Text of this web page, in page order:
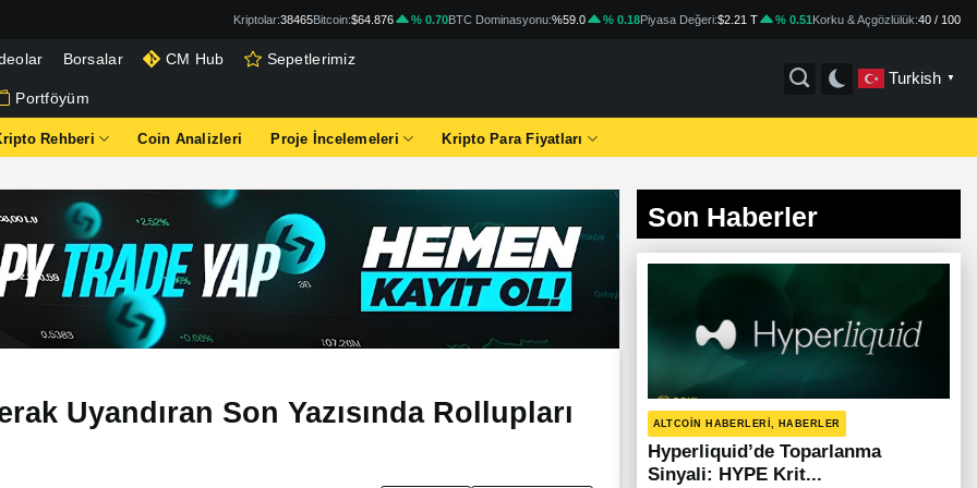
Kriptolar:38465Bitcoin:$64.876 % 0.70BTC Dominasyonu:%59.0 % 0.18Piyasa Değeri:$2.21 T % 0.51Korku & Açgözlülük:40 / 100
Borsalar CM Hub Sepetlerimiz
Portföyüm
Turkish ▼
Rehberi Coin Analizleri Proje İncelemeleri Kripto Para Fiyatları
Uyandıran Son Yazısında Rollupları
Son Haberler
ALTCOIN HABERLERI, HABERLER
Hyperliquid’de Toparlanma
Sinyali: HYPE Krit...